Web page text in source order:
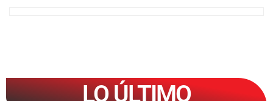
LO ÚLTIMO